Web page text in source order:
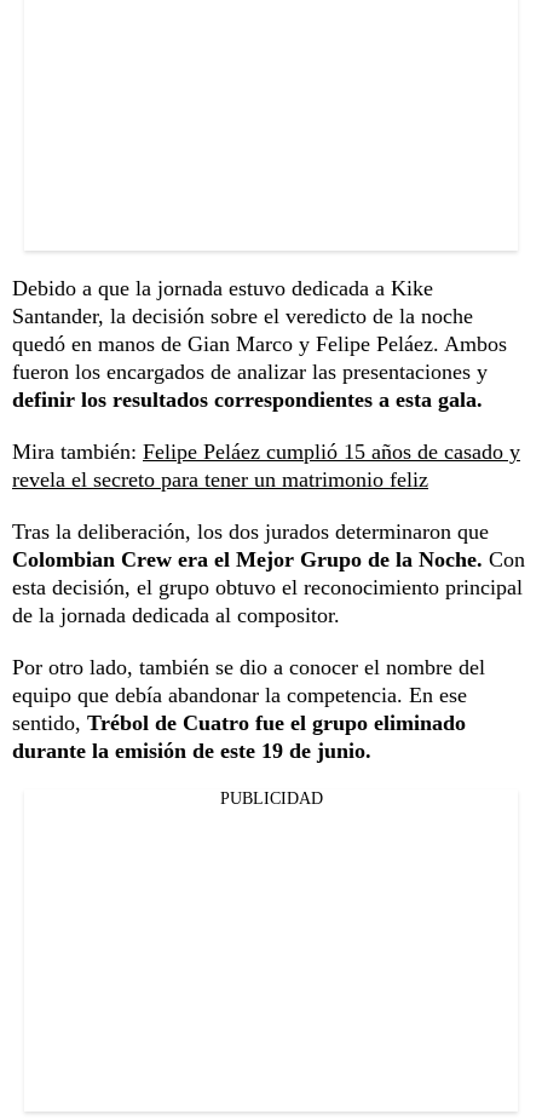
Debido a que la jornada estuvo dedicada a Kike
Santander, la decisión sobre el veredicto de la noche
quedó en manos de Gian Marco y Felipe Peláez. Ambos
fueron los encargados de analizar las presentaciones y
definir los resultados correspondientes a esta gala.
Mira también: Felipe Peláez cumplió 15 años de casado y
revela el secreto para tener un matrimonio feliz
Tras la deliberación, los dos jurados determinaron que
Colombian Crew era el Mejor Grupo de la Noche. Con
esta decisión, el grupo obtuvo el reconocimiento principal
de la jornada dedicada al compositor.
Por otro lado, también se dio a conocer el nombre del
equipo que debía abandonar la competencia. En ese
sentido, Trébol de Cuatro fue el grupo eliminado
durante la emisión de este 19 de junio.
PUBLICIDAD